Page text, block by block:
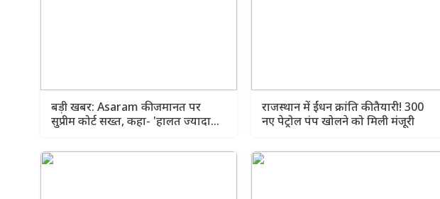
बड़ी खबर: Asaram की जमानत पर
सुप्रीम कोर्ट सख्त, कहा- 'हालत ज्यादा
राजस्थान में ईंधन क्रांति की तैयारी! 300
नए पेट्रोल पंप खोलने को मिली मंजूरी